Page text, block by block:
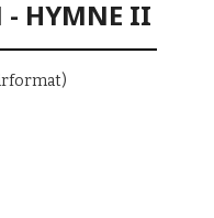
- HYMNE II